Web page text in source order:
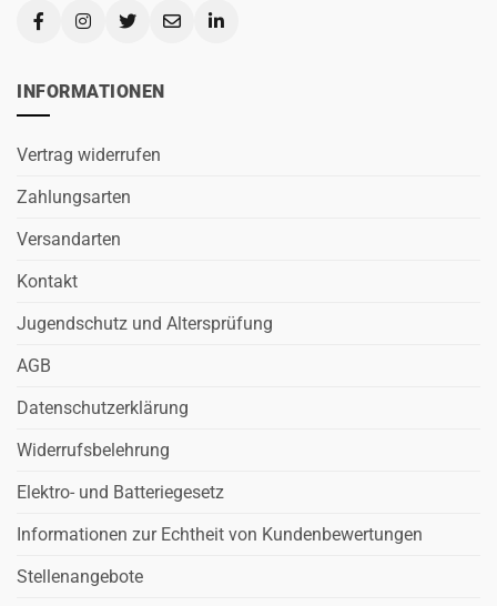
INFORMATIONEN
Vertrag widerrufen
Zahlungsarten
Versandarten
Kontakt
Jugendschutz und Altersprüfung
AGB
Datenschutzerklärung
Widerrufsbelehrung
Elektro- und Batteriegesetz
Informationen zur Echtheit von Kundenbewertungen
Stellenangebote